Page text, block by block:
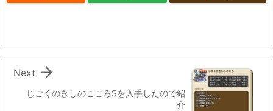
じごくのきしのこころSを入手したので紹
介

Next